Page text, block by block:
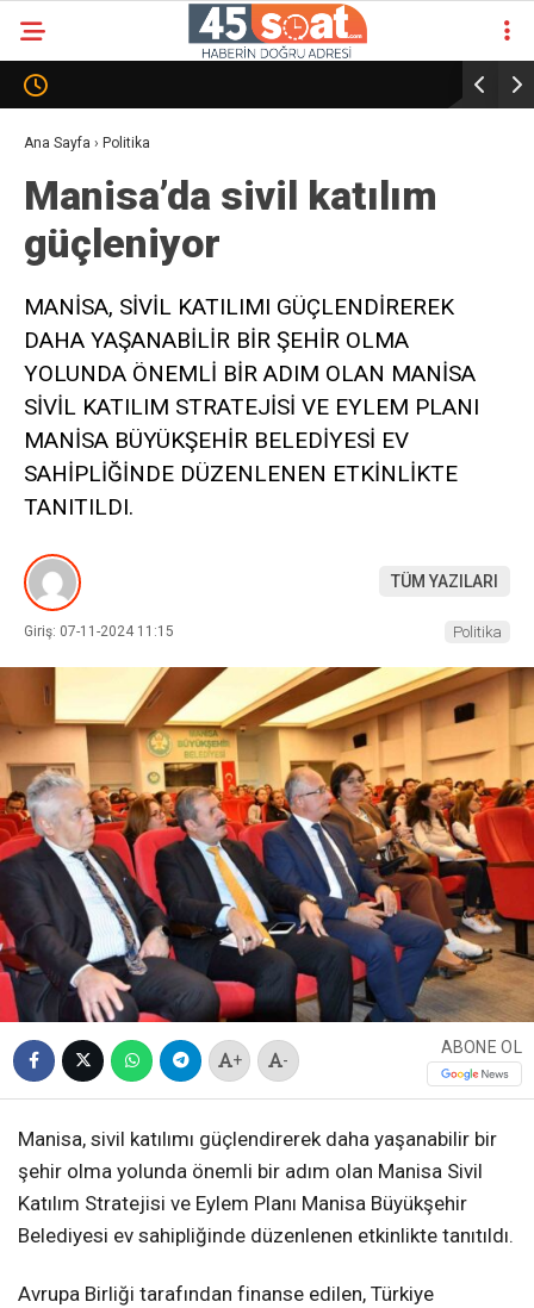
Ana Sayfa › Politika
Manisa’da sivil katılım
güçleniyor
MANİSA, SİVİL KATILIMI GÜÇLENDİREREK
DAHA YAŞANABİLİR BİR ŞEHİR OLMA
YOLUNDA ÖNEMLİ BİR ADIM OLAN MANİSA
SİVİL KATILIM STRATEJİSİ VE EYLEM PLANI
MANİSA BÜYÜKŞEHİR BELEDİYESİ EV
SAHİPLİĞİNDE DÜZENLENEN ETKİNLİKTE
TANITILDI.
TÜM YAZILARI
Giriş: 07-11-2024 11:15 Politika
+ -
ABONE OL
Manisa, sivil katılımı güçlendirerek daha yaşanabilir bir
şehir olma yolunda önemli bir adım olan Manisa Sivil
Katılım Stratejisi ve Eylem Planı Manisa Büyükşehir
Belediyesi ev sahipliğinde düzenlenen etkinlikte tanıtıldı.
Avrupa Birliği tarafından finanse edilen, Türkiye